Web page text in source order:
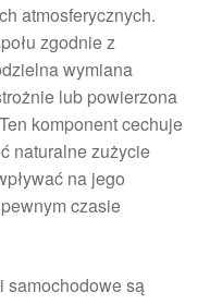
atmosferycznych.
zgodnie z
wymiana
lub powierzona
komponent cechuje
naturalne zużycie
na jego
czasie
samochodowe są